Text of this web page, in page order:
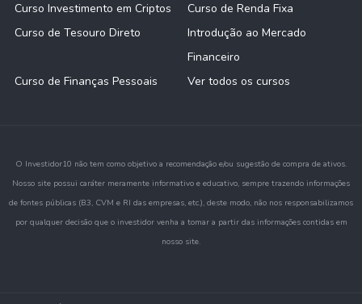
Curso Investimento em Criptos
Curso de Renda Fixa
Curso de Tesouro Direto
Introdução ao Mercado
Financeiro
Curso de Finanças Pessoais
Ver todos os cursos
O Investidor10 não tem como objetivo a recomendação e/ou sugestão de compra de ativos.
Nosso site possui caráter meramente informativo e educativo, sempre trazendo informações
de fontes públicas (B3, CVM e RI das empresas, etc.), deste modo, não nos responsabilizamos
por qualquer decisão que o investidor venha a tomar a partir das informações contidas em
nosso site.